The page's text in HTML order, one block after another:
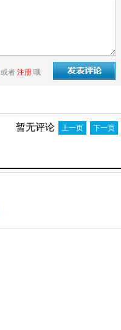
或者 注册 哦
暂无评论 上一页 下一页